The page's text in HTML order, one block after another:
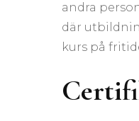
andra
där
kurs på